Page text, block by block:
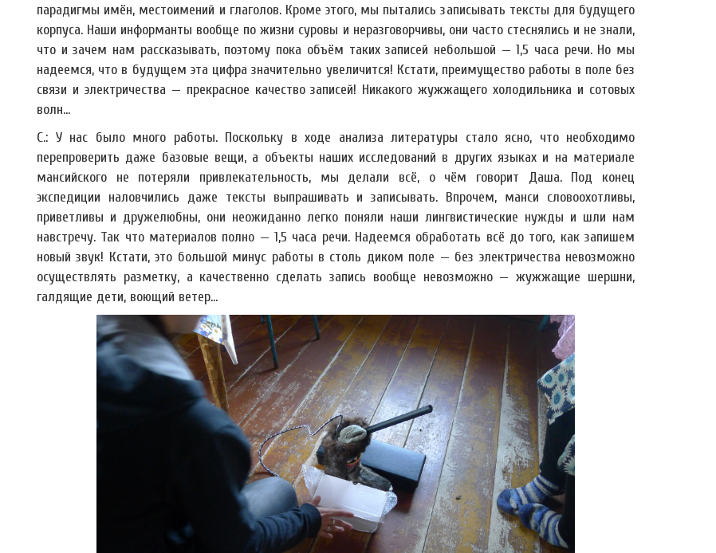
парадигмы имён, местоимений и глаголов. Кроме этого, мы пытались записывать тексты для будущего
корпуса. Наши информанты вообще по жизни суровы и неразговорчивы, они часто стеснялись и не знали,
что и зачем нам рассказывать, поэтому пока объём таких записей небольшой — 1,5 часа речи. Но мы
надеемся, что в будущем эта цифра значительно увеличится! Кстати, преимущество работы в поле без
связи и электричества — прекрасное качество записей! Никакого жужжащего холодильника и сотовых
волн…
С.: У нас было много работы. Поскольку в ходе анализа литературы стало ясно, что необходимо
перепроверить даже базовые вещи, а объекты наших исследований в других языках и на материале
мансийского не потеряли привлекательность, мы делали всё, о чём говорит Даша. Под конец
экспедиции наловчились даже тексты выпрашивать и записывать. Впрочем, манси словоохотливы,
приветливы и дружелюбны, они неожиданно легко поняли наши лингвистические нужды и шли нам
навстречу. Так что материалов полно — 1,5 часа речи. Надеемся обработать всё до того, как запишем
новый звук! Кстати, это большой минус работы в столь диком поле — без электричества невозможно
осуществлять разметку, а качественно сделать запись вообще невозможно — жужжащие шершни,
галдящие дети, воющий ветер…